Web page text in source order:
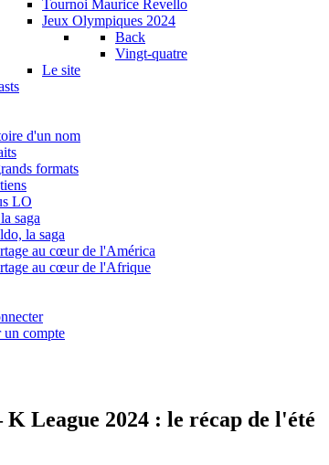
Tournoi Maurice Revello
Jeux Olympiques 2024
Back
Vingt-quatre
Le site
d'un nom
formats
LO
saga
la saga
au cœur de l'América
au cœur de l'Afrique
un compte
K League 2024 : le récap de l'été